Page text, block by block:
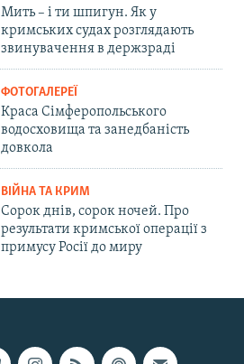
Мить – і ти шпигун. Як у
кримських судах розглядають
звинувачення в держзраді
ФОТОГАЛЕРЕЇ
Краса Сімферопольського
водосховища та занедбаність
довкола
ВІЙНА ТА КРИМ
Сорок днів, сорок ночей. Про
результати кримської операції з
примусу Росії до миру